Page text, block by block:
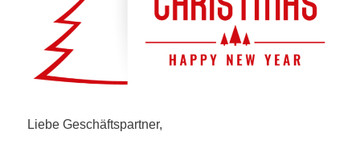
Liebe Geschäftspartner,